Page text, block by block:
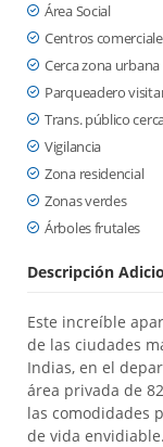
Área Social
Centros
Cerca zona urbana
Parqueadero
Trans. público
Vigilancia
Zona residencial
Zonas verdes
Árboles frutales
Descripción
Este increíble
de las ciudades
Indias, en el
área privada de
las comodidades
de vida envidiable.